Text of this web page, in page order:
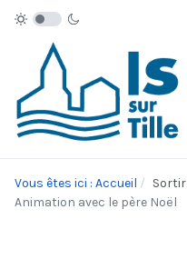
Vous êtes ici : Accueil Sortir
Animation avec le père Noël